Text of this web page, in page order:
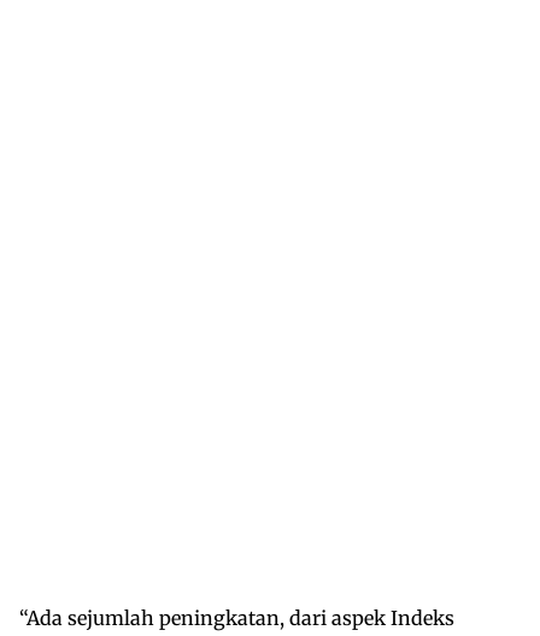
“Ada sejumlah peningkatan, dari aspek Indeks